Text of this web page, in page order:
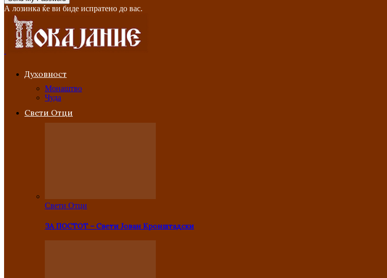
А лозинка ќе ви биде испратено до вас.
Духовност
Монаштво
Чуда
Свети Отци
Свети Отци
ЗА ПОСТОТ – Свети Јован Кронштадски